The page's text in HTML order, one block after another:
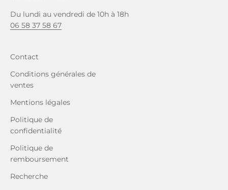
Du lundi au vendredi de 10h à 18h
06 58 37 58 67
Contact
Conditions générales de
ventes
Mentions légales
Politique de
confidentialité
Politique de
remboursement
Recherche